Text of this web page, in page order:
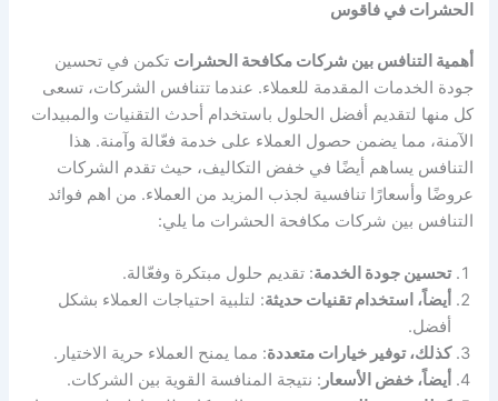
الحشرات في فاقوس
أهمية التنافس بين شركات مكافحة الحشرات تكمن في تحسين
جودة الخدمات المقدمة للعملاء. عندما تتنافس الشركات، تسعى
كل منها لتقديم أفضل الحلول باستخدام أحدث التقنيات والمبيدات
الآمنة، مما يضمن حصول العملاء على خدمة فعّالة وآمنة. هذا
التنافس يساهم أيضًا في خفض التكاليف، حيث تقدم الشركات
عروضًا وأسعارًا تنافسية لجذب المزيد من العملاء. من اهم فوائد
التنافس بين شركات مكافحة الحشرات ما يلي:
تحسين جودة الخدمة: تقديم حلول مبتكرة وفعّالة.
أيضاً، استخدام تقنيات حديثة: لتلبية احتياجات العملاء بشكل
أفضل.
كذلك، توفير خيارات متعددة: مما يمنح العملاء حرية الاختيار.
أيضاً، خفض الأسعار : نتيجة المنافسة القوية بين الشركات.